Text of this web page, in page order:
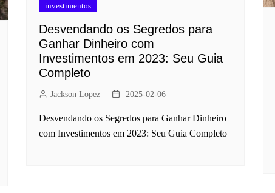
investimentos
Desvendando os Segredos para
Ganhar Dinheiro com
Investimentos em 2023: Seu Guia
Completo
Jackson Lopez 2025-02-06
Desvendando os Segredos para Ganhar Dinheiro
com Investimentos em 2023: Seu Guia Completo